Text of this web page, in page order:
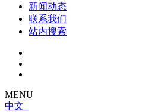
新闻动态
联系我们
站内搜索
MENU
中文